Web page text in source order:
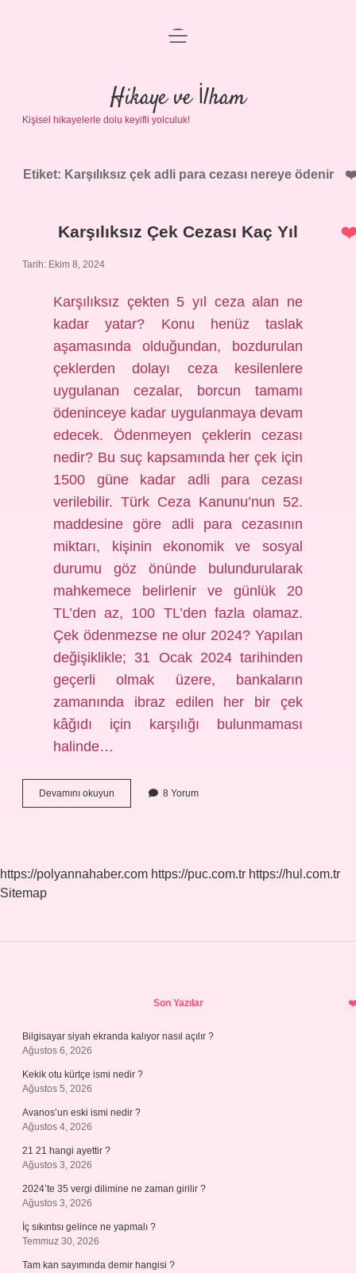
Anasayfa
Gizlilik Politikası
Yasal Uyarı
menüyü
Hikaye ve İlham
Kişisel hikayelerle dolu keyifli yolculuk!
Etiket: Karşılıksız çek adli para cezası nereye ödenir
Karşılıksız Çek Cezası Kaç Yıl
Tarih: Ekim 8, 2024
Karşılıksız çekten 5 yıl ceza alan ne
kadar yatar? Konu henüz taslak
aşamasında olduğundan, bozdurulan
çeklerden dolayı ceza kesilenlere
uygulanan cezalar, borcun tamamı
ödeninceye kadar uygulanmaya devam
edecek. Ödenmeyen çeklerin cezası
nedir? Bu suç kapsamında her çek için
1500 güne kadar adli para cezası
verilebilir. Türk Ceza Kanunu’nun 52.
maddesine göre adli para cezasının
miktarı, kişinin ekonomik ve sosyal
durumu göz önünde bulundurularak
mahkemece belirlenir ve günlük 20
TL’den az, 100 TL’den fazla olamaz.
Çek ödenmezse ne olur 2024? Yapılan
değişiklikle; 31 Ocak 2024 tarihinden
geçerli olmak üzere, bankaların
zamanında ibraz edilen her bir çek
kâğıdı için karşılığı bulunmaması
halinde…
Devamını okuyun Karşılıksız
Çek
8 Yorum
https://polyannahaber.com https://puc.com.tr https://hul.com.tr
Sitemap
Son Yazılar
Bilgisayar siyah ekranda kalıyor nasıl açılır ?
Ağustos 6, 2026
Kekik otu kürtçe ismi nedir ?
Ağustos 5, 2026
Avanos’un eski ismi nedir ?
Ağustos 4, 2026
21 21 hangi ayettir ?
Ağustos 3, 2026
2024’te 35 vergi dilimine ne zaman girilir ?
Ağustos 3, 2026
İç sıkıntısı gelince ne yapmalı ?
Temmuz 30, 2026
Tam kan sayımında demir hangisi ?